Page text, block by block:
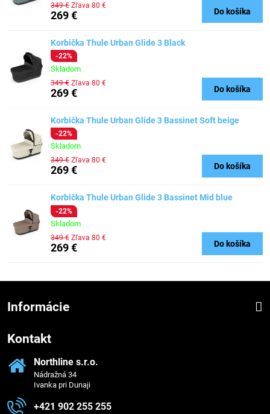
269 €
349 € Zľava 80 €
Do košíka
Korbička Thule Urban Glide 3 Black
-22%
Skladom
269 €
349 € Zľava 80 €
Do košíka
Korbička Thule Urban Glide 3 Bassinet Soft beige
-22%
Skladom
269 €
349 € Zľava 80 €
Do košíka
Korbička Thule Urban Glide 3 Bassinet Mid blue
-22%
Skladom
269 €
349 € Zľava 80 €
Do košíka
Informácie
Kontakt
Northline s​.r​.o​.
Nádražná 34
Ivanka pri Dunaji
+421 902 255 255